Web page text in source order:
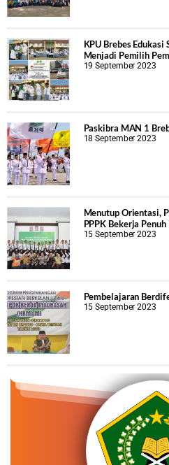
KPU Brebes
Menjadi Pemilih
19 September 2023
Paskibra MAN 1
18 September 2023
Menutup Orientasi,
PPPK Bekerja
15 September 2023
Pembelajaran
15 September 2023